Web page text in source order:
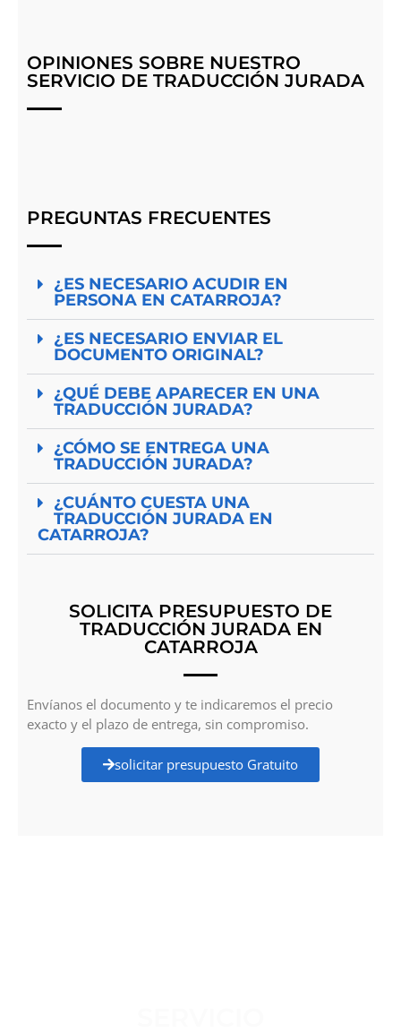
OPINIONES SOBRE NUESTRO
SERVICIO DE TRADUCCIÓN JURADA
PREGUNTAS FRECUENTES
¿ES NECESARIO ACUDIR EN
PERSONA EN CATARROJA?
¿ES NECESARIO ENVIAR EL
DOCUMENTO ORIGINAL?
¿QUÉ DEBE APARECER EN UNA
TRADUCCIÓN JURADA?
¿CÓMO SE ENTREGA UNA
TRADUCCIÓN JURADA?
¿CUÁNTO CUESTA UNA
TRADUCCIÓN JURADA EN
CATARROJA?
SOLICITA PRESUPUESTO DE
TRADUCCIÓN JURADA EN
CATARROJA
Envíanos el documento y te indicaremos el precio
exacto y el plazo de entrega, sin compromiso.
solicitar presupuesto Gratuito